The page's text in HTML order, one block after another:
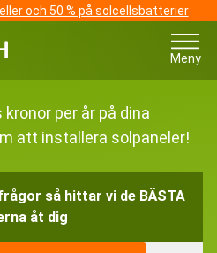
och 50 % på solcellsbatterier
Meny
per år på dina
att installera solpaneler!
så hittar vi de BÄSTA
åt dig